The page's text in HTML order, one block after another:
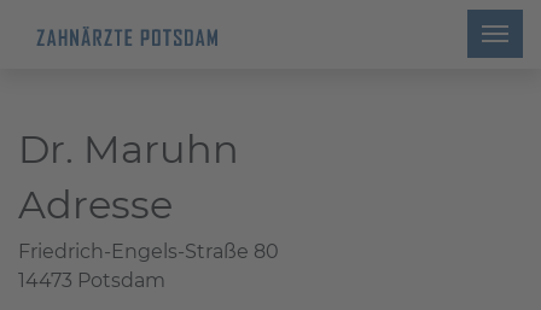
Dr. Maruhn
Adresse
Friedrich-Engels-Straße 80
14473 Potsdam